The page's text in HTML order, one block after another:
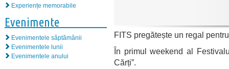
Experiențe memorabile
Evenimente
Evenimentele săptămânii
Evenimentele lunii
Evenimentele anului
FITS pregătește un regal
În primul weekend al
Cărți”.